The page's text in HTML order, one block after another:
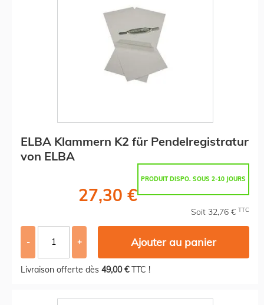
ELBA Klammern K2 für Pendelregistratur
von ELBA
PRODUIT DISPO. SOUS 2-10 JOURS
27,30 €
Soit 32,76 € TTC
- + Ajouter au panier
Livraison offerte dès 49,00 €TTC !